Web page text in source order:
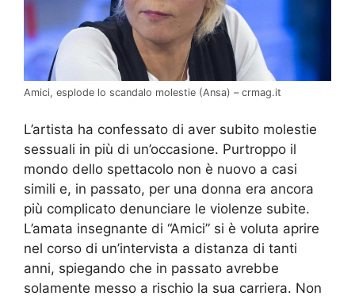
Amici, esplode lo scandalo molestie (Ansa) – crmag.it
L’artista ha confessato di aver subito molestie
sessuali in più di un’occasione. Purtroppo il
mondo dello spettacolo non è nuovo a casi
simili e, in passato, per una donna era ancora
più complicato denunciare le violenze subite.
L’amata insegnante di “Amici” si è voluta aprire
nel corso di un’intervista a distanza di tanti
anni, spiegando che in passato avrebbe
solamente messo a rischio la sua carriera. Non